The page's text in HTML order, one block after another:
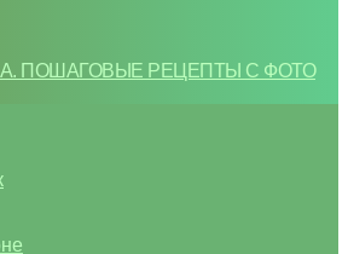
ПОШАГОВЫЕ РЕЦЕПТЫ С ФОТО